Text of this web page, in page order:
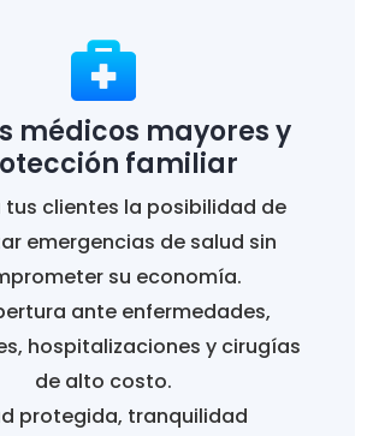
médicos mayores y
familiar
tus clientes la posibilidad de
emergencias de salud sin
su economía.
ante enfermedades,
hospitalizaciones y cirugías
de alto costo.
protegida, tranquilidad